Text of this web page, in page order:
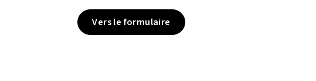
Vers le formulaire